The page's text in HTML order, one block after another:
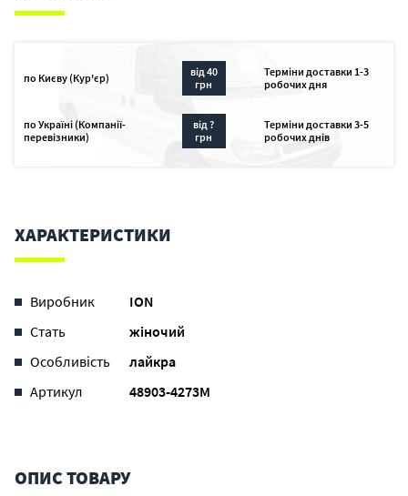
по Києву (Кур'єр)
від 40
грн
Терміни доставки 1-3
робочих дня
по Україні (Компанії-
перевізники)
від ?
грн
Терміни доставки 3-5
робочих днів
ХАРАКТЕРИСТИКИ
Виробник
ION
Стать
жіночий
Особливість
лайкра
Артикул
48903-4273M
ОПИС ТОВАРУ